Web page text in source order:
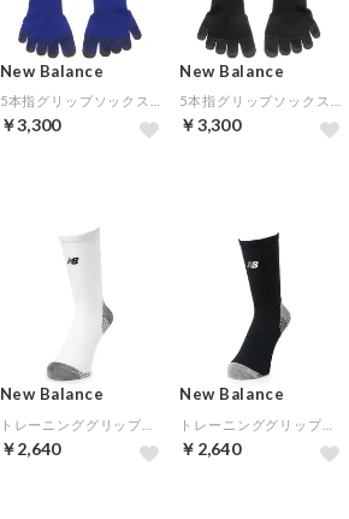
New Balance
￥3,300
New Balance
￥3,300
New Balance
￥2,640
New Balance
￥2,640